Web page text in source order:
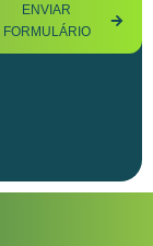
ENVIAR
FORMULÁRIO